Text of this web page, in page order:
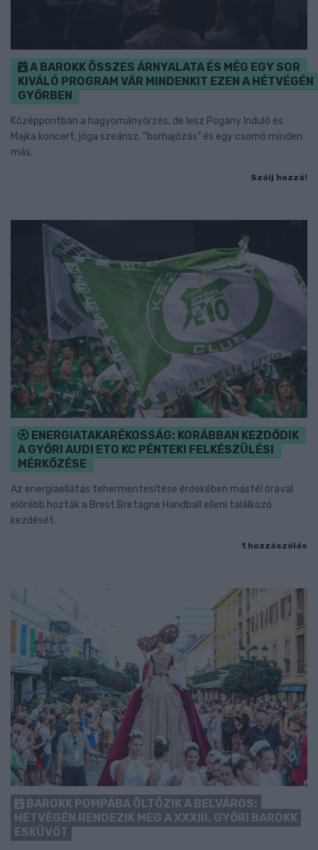
A BAROKK ÖSSZES ÁRNYALATA ÉS MÉG EGY SOR
KIVÁLÓ PROGRAM VÁR MINDENKIT EZEN A HÉTVÉGÉN
GYŐRBEN
Középpontban a hagyományőrzés, de lesz Pogány Induló és
Majka koncert, jóga szeánsz, “borhajózás” és egy csomó minden
más.
Szólj hozzá!
ENERGIATAKARÉKOSSÁG: KORÁBBAN KEZDŐDIK
A GYŐRI AUDI ETO KC PÉNTEKI FELKÉSZÜLÉSI
MÉRKŐZÉSE
Az energiaellátás tehermentesítése érdekében másfél órával
előrébb hozták a Brest Bretagne Handball elleni találkozó
kezdését.
1 hozzászólás
BAROKK POMPÁBA ÖLTÖZIK A BELVÁROS:
HÉTVÉGÉN RENDEZIK MEG A XXXIII. GYŐRI BAROKK
ESKÜVŐT